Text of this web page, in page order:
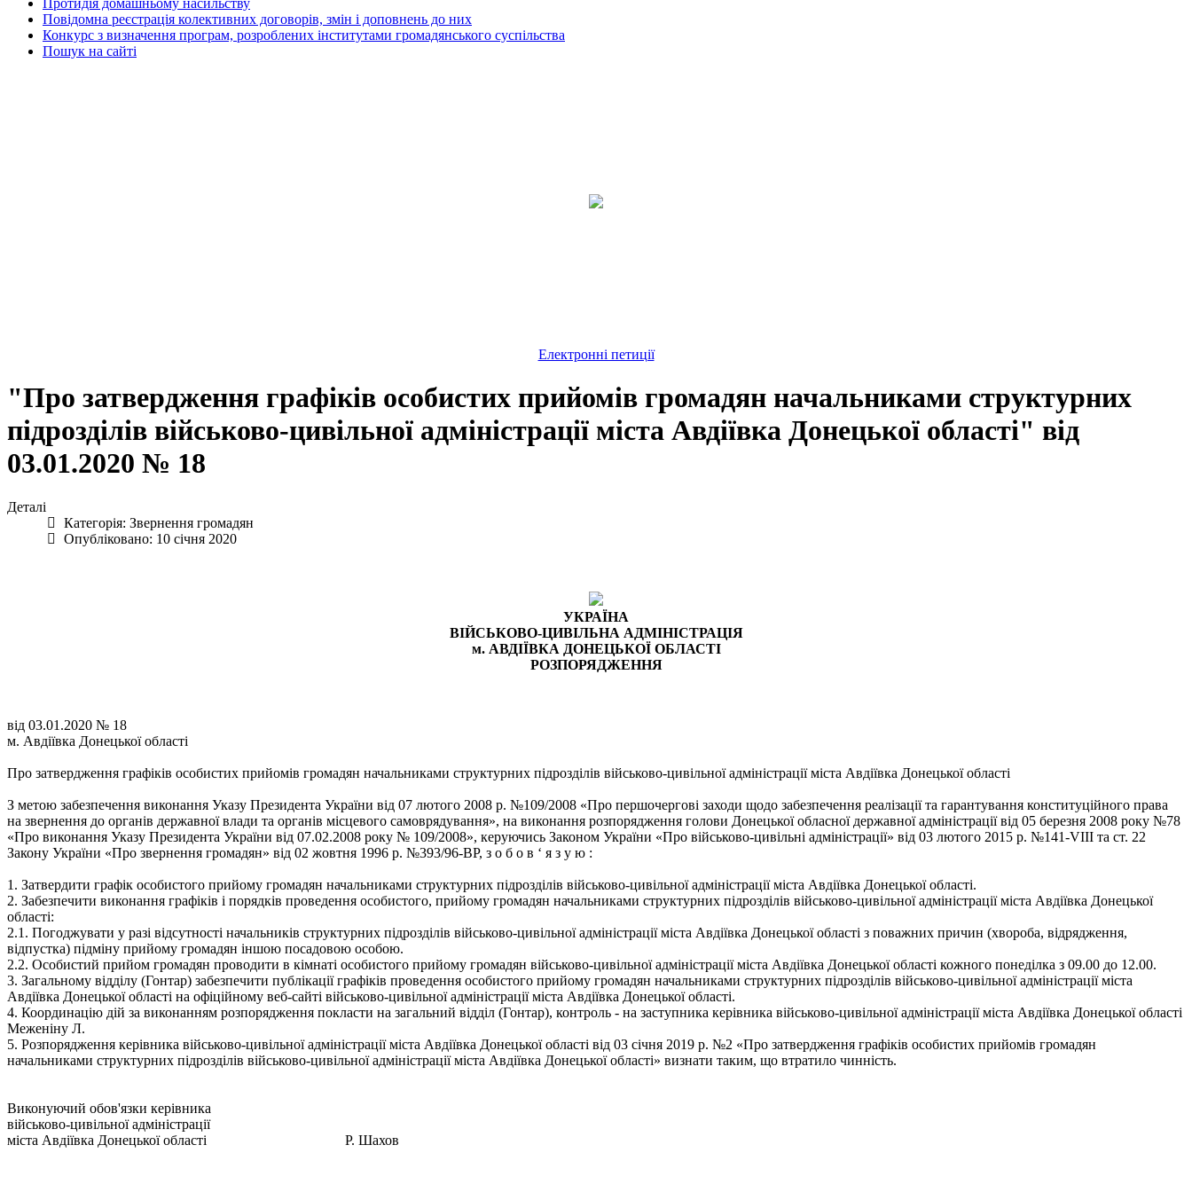
Протидія домашньому насильству
Повідомна реєстрація колективних договорів, змін і доповнень до них
Конкурс з визначення програм, розроблених інститутами громадянського суспільства
Пошук на сайті
Електронні петиції
"Про затвердження графіків особистих прийомів громадян начальниками структурних
підрозділів військово-цивільної адміністрації міста Авдіївка Донецької області" від
03.01.2020 № 18
Деталі
Категорія: Звернення громадян
Опубліковано: 10 січня 2020
УКРАЇНА
ВІЙСЬКОВО-ЦИВІЛЬНА АДМІНІСТРАЦІЯ
м. АВДІЇВКА ДОНЕЦЬКОЇ ОБЛАСТІ
РОЗПОРЯДЖЕННЯ
від 03.01.2020 № 18
м. Авдіївка Донецької області
Про затвердження графіків особистих прийомів громадян начальниками структурних підрозділів військово-цивільної адміністрації міста Авдіївка Донецької області
З метою забезпечення виконання Указу Президента України від 07 лютого 2008 р. №109/2008 «Про першочергові заходи щодо забезпечення реалізації та гарантування конституційного права
на звернення до органів державної влади та органів місцевого самоврядування», на виконання розпорядження голови Донецької обласної державної адміністрації від 05 березня 2008 року №78
«Про виконання Указу Президента України від 07.02.2008 року № 109/2008», керуючись Законом України «Про військово-цивільні адміністрації» від 03 лютого 2015 р. №141-VIII та ст. 22
Закону України «Про звернення громадян» від 02 жовтня 1996 р. №393/96-ВР, з о б о в ‘ я з у ю :
1. Затвердити графік особистого прийому громадян начальниками структурних підрозділів військово-цивільної адміністрації міста Авдіївка Донецької області.
2. Забезпечити виконання графіків і порядків проведення особистого, прийому громадян начальниками структурних підрозділів військово-цивільної адміністрації міста Авдіївка Донецької
області:
2.1. Погоджувати у разі відсутності начальників структурних підрозділів військово-цивільної адміністрації міста Авдіївка Донецької області з поважних причин (хвороба, відрядження,
відпустка) підміну прийому громадян іншою посадовою особою.
2.2. Особистий прийом громадян проводити в кімнаті особистого прийому громадян військово-цивільної адміністрації міста Авдіївка Донецької області кожного понеділка з 09.00 до 12.00.
3. Загальному відділу (Гонтар) забезпечити публікації графіків проведення особистого прийому громадян начальниками структурних підрозділів військово-цивільної адміністрації міста
Авдіївка Донецької області на офіційному веб-сайті військово-цивільної адміністрації міста Авдіївка Донецької області.
4. Координацію дій за виконанням розпорядження покласти на загальний відділ (Гонтар), контроль - на заступника керівника військово-цивільної адміністрації міста Авдіївка Донецької області
Меженіну Л.
5. Розпорядження керівника військово-цивільної адміністрації міста Авдіївка Донецької області від 03 січня 2019 р. №2 «Про затвердження графіків особистих прийомів громадян
начальниками структурних підрозділів військово-цивільної адміністрації міста Авдіївка Донецької області» визнати таким, що втратило чинність.
Виконуючий обов'язки керівника
військово-цивільної адміністрації
міста Авдіївка Донецької області Р. Шахов